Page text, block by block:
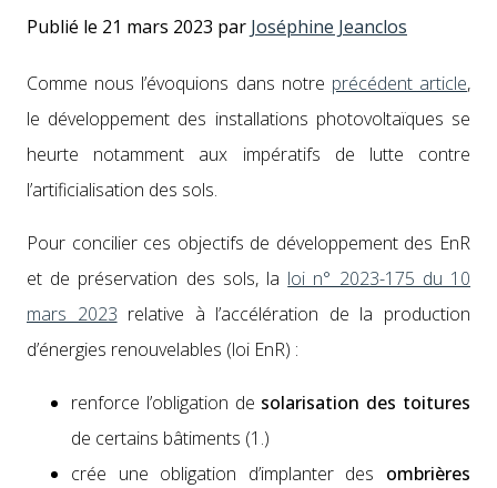
Publié le 21 mars 2023 par Joséphine Jeanclos
Comme nous l’évoquions dans notre précé­dent arti­cle,
le développe­ment des instal­la­tions pho­to­voltaïques se
heurte notam­ment aux impérat­ifs de lutte con­tre
l’artificialisation des sols.
Pour con­cili­er ces objec­tifs de développe­ment des EnR
et de préser­va­tion des sols, la loi n° 2023-175 du 10
mars 2023 rel­a­tive à l’accélération de la pro­duc­tion
d’énergies renou­ve­lables (loi EnR) :
ren­force l’oblig­a­tion de solar­i­sa­tion des toi­tures
de cer­tains bâti­ments (1.)
crée une oblig­a­tion d’implanter des ombrières